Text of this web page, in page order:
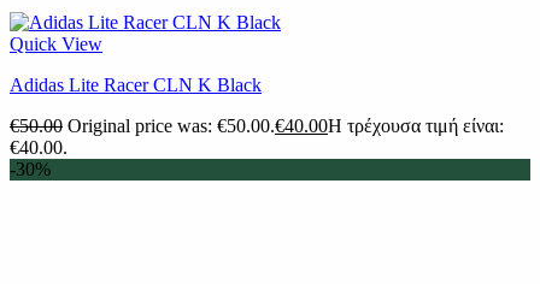
Quick View
Adidas Lite Racer CLN K Black
€50.00 Original price was: €50.00.€40.00Η τρέχουσα τιμή είναι:
€40.00.
-30%